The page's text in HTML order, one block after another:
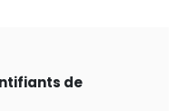
de